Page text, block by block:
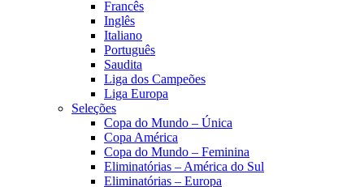
Francês
Inglês
Italiano
Português
Saudita
Liga dos Campeões
Liga Europa
Seleções
Copa do Mundo – Única
Copa América
Copa do Mundo – Feminina
Eliminatórias – América do Sul
Eliminatórias – Europa